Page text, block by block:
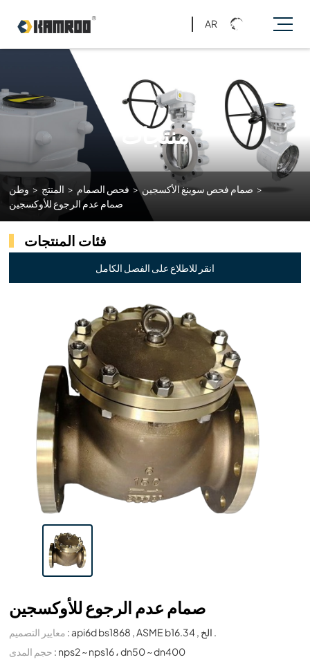
AR
منتجات
وطن > المنتج > فحص الصمام > صمام فحص سوينغ الأكسجين >
صمام عدم الرجوع للأوكسجين
فئات المنتجات
انقر للاطلاع على الفصل الكامل
صمام عدم الرجوع للأوكسجين
معايير التصميم
: api6d bs1868 , ASME b16.34 , الخ .
حجم المدى : nps2 ~ nps16 ، dn50 ~ dn400